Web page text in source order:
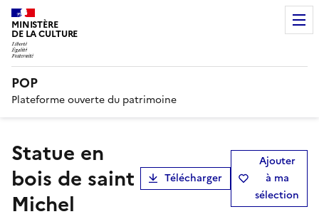
MINISTÈRE
DE LA CULTURE
POP
Plateforme ouverte du patrimoine
Statue en
bois de saint
Michel
Télécharger
Ajouter
à ma
sélection